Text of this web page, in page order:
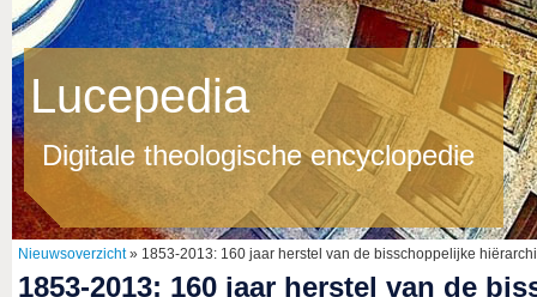
Lucepedia
Digitale theologische encyclopedie
Nieuwsoverzicht» 1853-2013: 160 jaar herstel van de bisschoppelijke
1853-2013: 160 jaar herstel van de